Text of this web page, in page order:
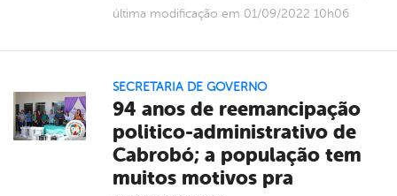
última modificação em 01/09/2022 10h06
SECRETARIA DE GOVERNO
94 anos de reemancipação
politico-administrativo de
Cabrobó; a população tem
muitos motivos pra